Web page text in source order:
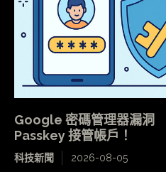
Google 密碼管理器漏洞
Passkey 接管帳戶！
科技新聞 2026-08-05